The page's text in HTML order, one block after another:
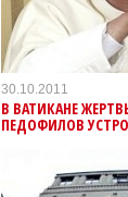
30.10.2011
В ВАТИКАНЕ
ПЕДОФИЛОВ